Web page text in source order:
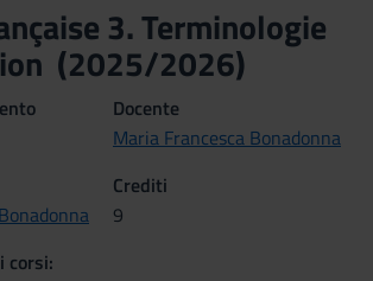
3. Terminologie
(2025/2026)
Docente
Maria Francesca Bonadonna
Crediti
9
corsi: